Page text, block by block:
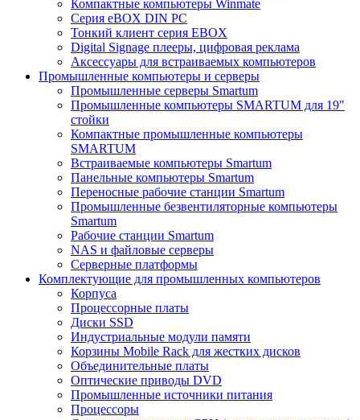
Компактные компьютеры Winmate
Серия eBOX DIN PC
Тонкий клиент серия EBOX
Digital Signage плееры, цифровая реклама
Аксессуары для встраиваемых компьютеров
Промышленные компьютеры и серверы
Промышленные серверы Smartum
Промышленные компьютеры SMARTUM для 19"
стойки
Компактные промышленные компьютеры
SMARTUM
Встраиваемые компьютеры Smartum
Панельные компьютеры Smartum
Переносные рабочие станции Smartum
Промышленные безвентиляторные компьютеры
Smartum
Рабочие станции Smartum
NAS и файловые серверы
Серверные платформы
Комплектующие для промышленных компьютеров
Корпуса
Процессорные платы
Диски SSD
Индустриальные модули памяти
Корзины Mobile Rack для жестких дисков
Объединительные платы
Оптические приводы DVD
Промышленные источники питания
Процессоры